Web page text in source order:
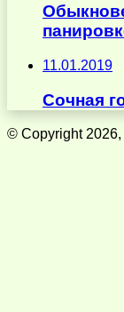
11.01.2019
Сочная
© Copyright 2026,